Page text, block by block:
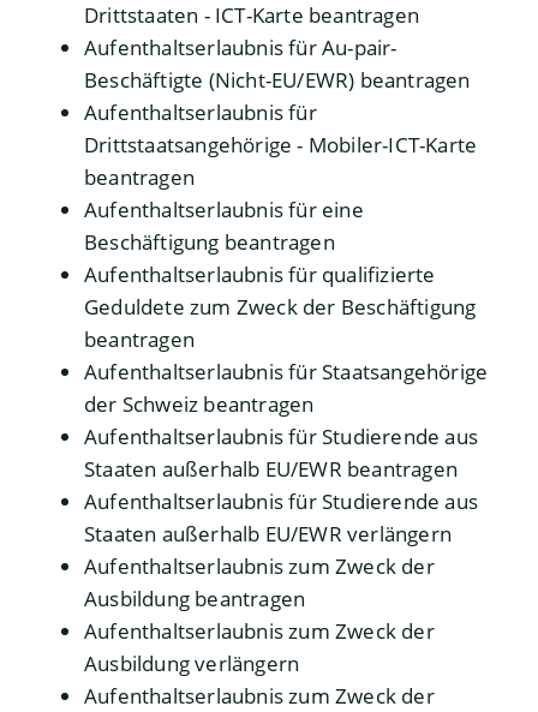
Drittstaaten - ICT-Karte beantragen
Aufenthaltserlaubnis für Au-pair-
Beschäftigte (Nicht-EU/EWR) beantragen
Aufenthaltserlaubnis für
Drittstaatsangehörige - Mobiler-ICT-Karte
beantragen
Aufenthaltserlaubnis für eine
Beschäftigung beantragen
Aufenthaltserlaubnis für qualifizierte
Geduldete zum Zweck der Beschäftigung
beantragen
Aufenthaltserlaubnis für Staatsangehörige
der Schweiz beantragen
Aufenthaltserlaubnis für Studierende aus
Staaten außerhalb EU/EWR beantragen
Aufenthaltserlaubnis für Studierende aus
Staaten außerhalb EU/EWR verlängern
Aufenthaltserlaubnis zum Zweck der
Ausbildung beantragen
Aufenthaltserlaubnis zum Zweck der
Ausbildung verlängern
Aufenthaltserlaubnis zum Zweck der